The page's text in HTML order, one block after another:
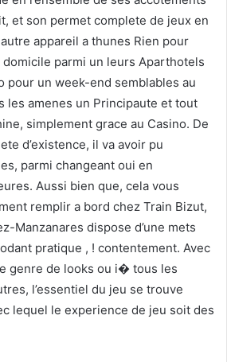
et son permet complete de jeux en
appareil a thunes Rien pour
domicile parmi un leurs Aparthotels
pour un week-end semblables au
amenes un Principaute et tout
simplement grace au Casino. De
d’existence, il va avoir pu
parmi changeant oui en
Aussi bien que, cela vous
remplir a bord chez Train Bizut,
Manzanares dispose d’une mets
pratique , ! contentement. Avec
genre de looks ou i� tous les
l’essentiel du jeu se trouve
lequel le experience de jeu soit des